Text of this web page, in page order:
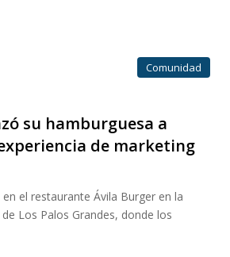
Comunidad
su hamburguesa a
de marketing
el restaurante Ávila Burger en la
Los Palos Grandes, donde los